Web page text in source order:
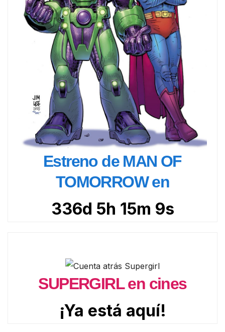
Estreno de MAN OF
TOMORROW en
336d 5h 15m 8s
SUPERGIRL en cines
¡Ya está aquí!